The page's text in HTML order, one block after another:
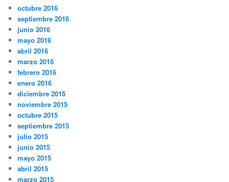
octubre 2016
septiembre 2016
junio 2016
mayo 2016
abril 2016
marzo 2016
febrero 2016
enero 2016
diciembre 2015
noviembre 2015
octubre 2015
septiembre 2015
julio 2015
junio 2015
mayo 2015
abril 2015
marzo 2015